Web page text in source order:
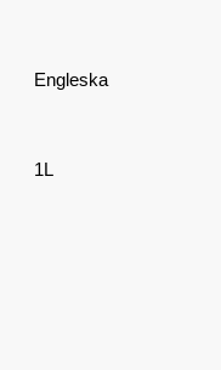
Engleska
1L